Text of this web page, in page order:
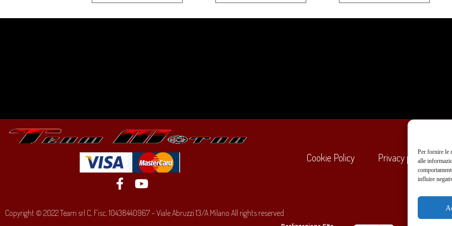
Per fornire le
alle
influire
Cookie Policy Privacy policy
Copyright © 2022 Team srl C. Fisc. 10438440967 – Viale Abruzzi 13/A Milano All rights reserved